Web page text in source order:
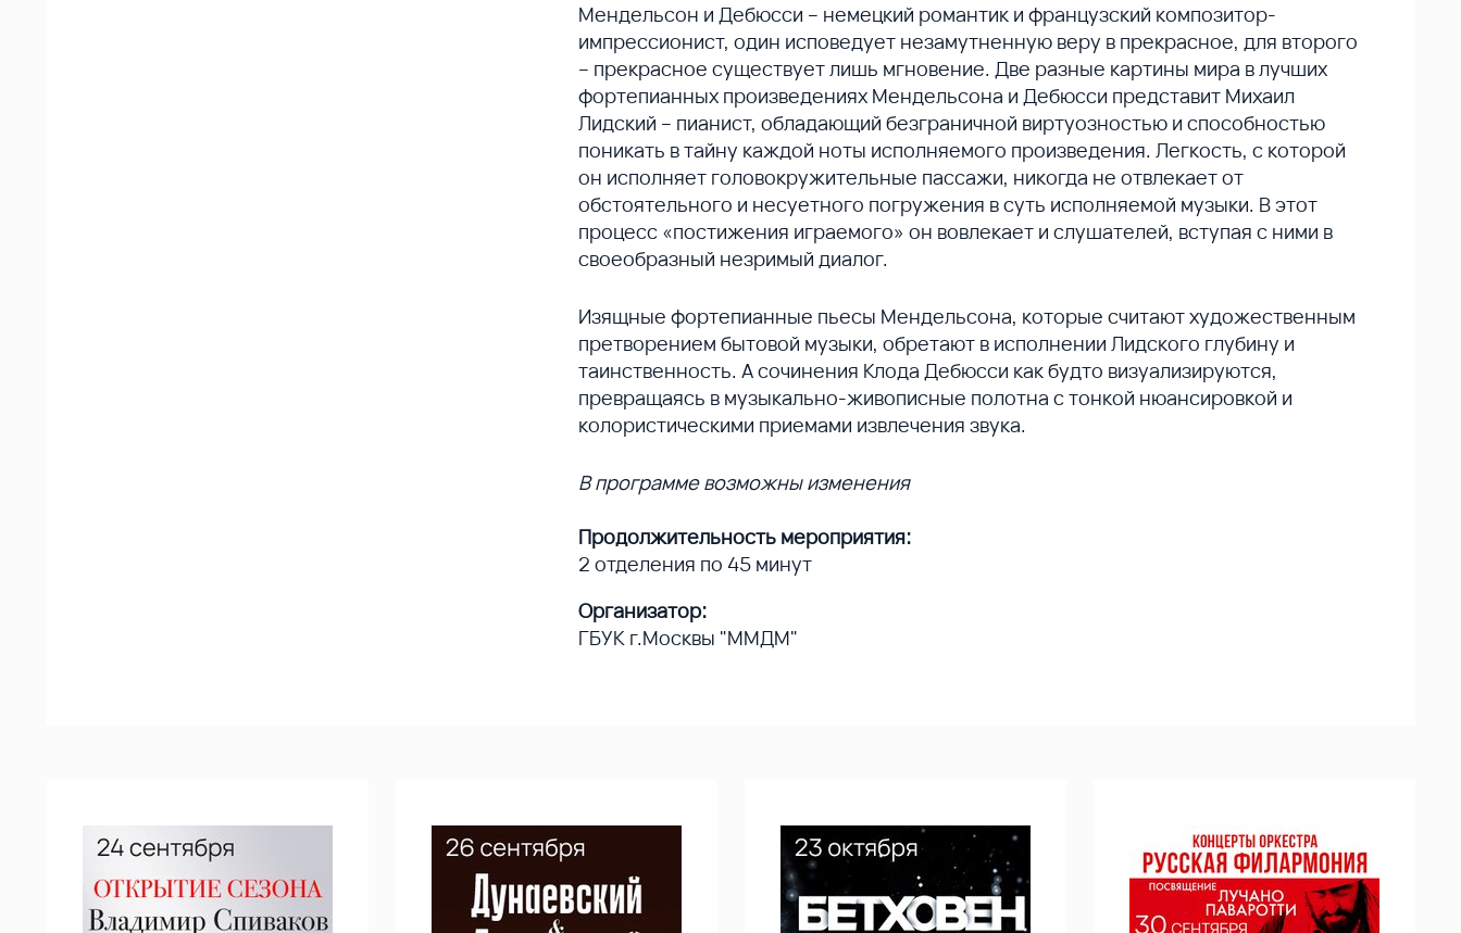
Мендельсон и Дебюсси – немецкий романтик и французский композитор-
импрессионист, один исповедует незамутненную веру в прекрасное, для второго
– прекрасное существует лишь мгновение. Две разные картины мира в лучших
фортепианных произведениях Мендельсона и Дебюсси представит Михаил
Лидский – пианист, обладающий безграничной виртуозностью и способностью
поникать в тайну каждой ноты исполняемого произведения. Легкость, с которой
он исполняет головокружительные пассажи, никогда не отвлекает от
обстоятельного и несуетного погружения в суть исполняемой музыки. В этот
процесс «постижения играемого» он вовлекает и слушателей, вступая с ними в
своеобразный незримый диалог.
Изящные фортепианные пьесы Мендельсона, которые считают художественным
претворением бытовой музыки, обретают в исполнении Лидского глубину и
таинственность. А сочинения Клода Дебюсси как будто визуализируются,
превращаясь в музыкально-живописные полотна с тонкой нюансировкой и
колористическими приемами извлечения звука.
В программе возможны изменения
Продолжительность мероприятия:
2 отделения по 45 минут
Организатор:
ГБУК г.Москвы "ММДМ"